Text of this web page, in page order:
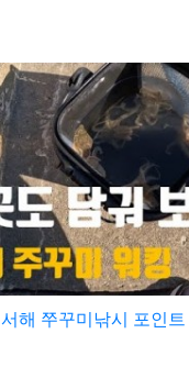
서해 쭈꾸미낚시 포인트 홍성 남